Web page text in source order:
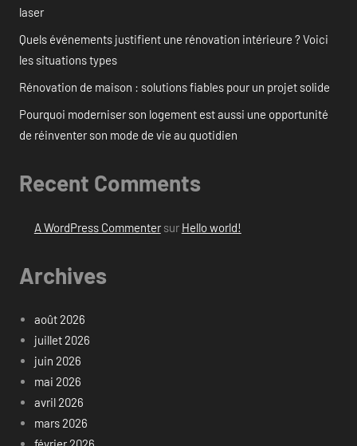
laser
Quels événements justifient une rénovation intérieure ? Voici
les situations types
Rénovation de maison : solutions fiables pour un projet solide
Pourquoi moderniser son logement est aussi une opportunité
de réinventer son mode de vie au quotidien
Recent Comments
A WordPress Commentersur Hello world!
Archives
août 2026
juillet 2026
juin 2026
mai 2026
avril 2026
mars 2026